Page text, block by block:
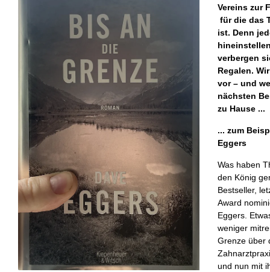
Vereins zur
für die das
ist. Denn
verbergen
Regalen.
vor – und
nächsten
zu Hause ...
... zum
Eggers
Was haben
den König
Bestseller,
Award
Eggers.
weniger
Grenze über
und nun mit